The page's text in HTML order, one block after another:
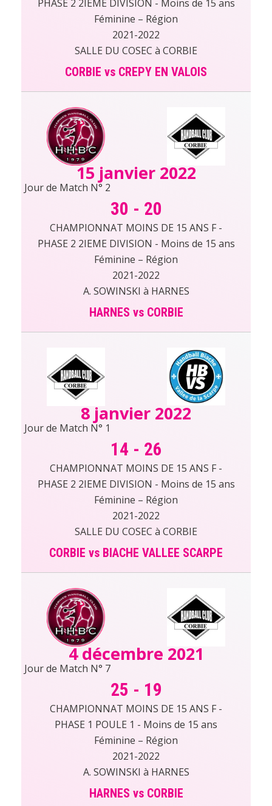
PHASE 2 2IEME DIVISION - Moins de 15 ans
Féminine – Région
2021-2022
SALLE DU COSEC à CORBIE
CORBIE vs CREPY EN VALOIS
15 janvier 2022
Jour de Match N° 2
30 - 20
CHAMPIONNAT MOINS DE 15 ANS F -
PHASE 2 2IEME DIVISION - Moins de 15 ans
Féminine – Région
2021-2022
A. SOWINSKI à HARNES
HARNES vs CORBIE
8 janvier 2022
Jour de Match N° 1
14 - 26
CHAMPIONNAT MOINS DE 15 ANS F -
PHASE 2 2IEME DIVISION - Moins de 15 ans
Féminine – Région
2021-2022
SALLE DU COSEC à CORBIE
CORBIE vs BIACHE VALLEE SCARPE
4 décembre 2021
Jour de Match N° 7
25 - 19
CHAMPIONNAT MOINS DE 15 ANS F -
PHASE 1 POULE 1 - Moins de 15 ans
Féminine – Région
2021-2022
A. SOWINSKI à HARNES
HARNES vs CORBIE